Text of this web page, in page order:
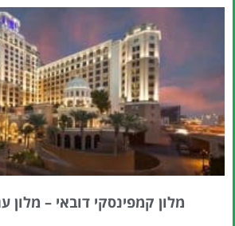
מלון קמפינסקי דובאי – מלון